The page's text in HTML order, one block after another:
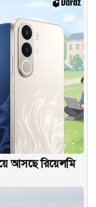
আসছে রিয়েলমি